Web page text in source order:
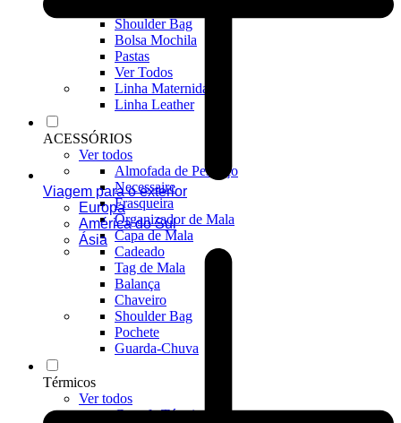
Shoulder Bag
Bolsa Mochila
Pastas
Ver Todos
Linha Maternidade
Linha Leather
ACESSÓRIOS
Ver todos
Almofada de Pescoço
Necessaire
Frasqueira
Organizador de Mala
Capa de Mala
Cadeado
Tag de Mala
Balança
Chaveiro
Shoulder Bag
Pochete
Guarda-Chuva
Térmicos
Ver todos
Garrafa Térmica
Viagem para o exterior
Europa
América do Sul
Ásia